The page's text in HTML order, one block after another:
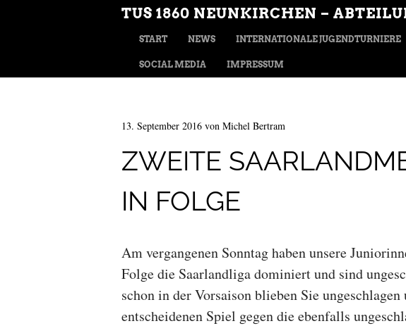
TUS 1860 NEUNKIRCHEN –
MENÜ
ZUM INHALT SPRINGEN
START NEWS INTERNATIONALE JUGENDTURNIERE
SOCIAL MEDIA IMPRESSUM
13. September 2016 von Michel Bertram
ZWEITE
IN FOLGE
Am vergangenen Sonntag haben unsere
Folge die Saarlandliga dominiert und sind
schon in der Vorsaison blieben Sie
entscheidenen Spiel gegen die ebenfalls